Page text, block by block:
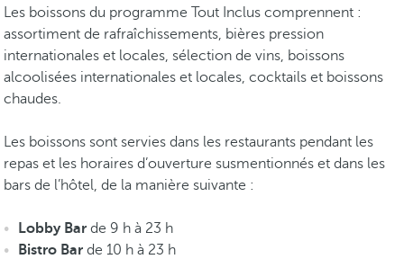
Les boissons du programme Tout Inclus comprennent :
assortiment de rafraîchissements, bières pression
internationales et locales, sélection de vins, boissons
alcoolisées internationales et locales, cocktails et boissons
chaudes.
Les boissons sont servies dans les restaurants pendant les
repas et les horaires d’ouverture susmentionnés et dans les
bars de l’hôtel, de la manière suivante :
Lobby Bar de 9 h à 23 h
Bistro Bar de 10 h à 23 h